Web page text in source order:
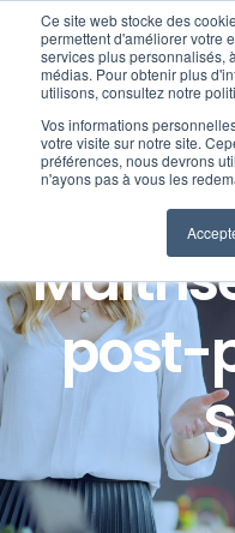
Ce site web stocke des
permettent d'améliorer votre
services plus personnalisés,
médias. Pour obtenir plus
utilisons, consultez notre
Vos informations
votre visite sur notre site.
préférences, nous devrons
n'ayons pas à vous les
Passer
contenu
post-